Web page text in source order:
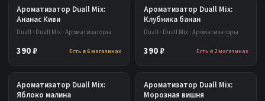
Ароматизатор Duall Mix:
Ананас Киви
Duall · Duall Mix · Ароматизаторы
390 ₽ Есть в 6 магазинах
Ароматизатор Duall Mix:
Клубника банан
Duall · Duall Mix · Ароматизаторы
390 ₽ Есть в 2 магазинах
Ароматизатор Duall Mix:
Яблоко малина
Ароматизатор Duall Mix:
Морозная вишня